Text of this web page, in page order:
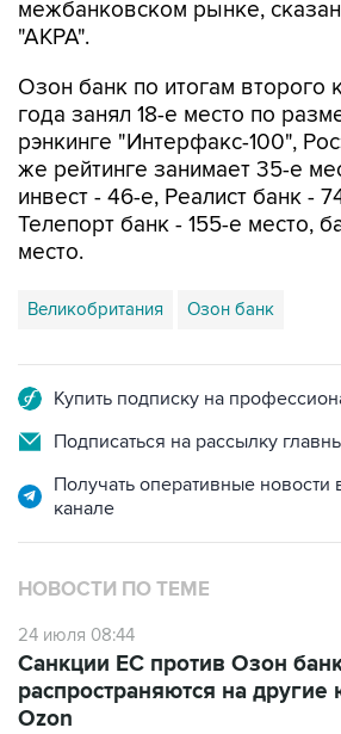
межбанковском рынке,
"АКРА".
Озон банк по итогам второго
года занял 18-е место по
рэнкинге "Интерфакс-100",
же рейтинге занимает 35-е
инвест - 46-е, Реалист банк -
Телепорт банк - 155-е место,
место.
Великобритания Озон банк
Купить подписку на
Подписаться на рассылку
Получать оперативные
канале
НОВОСТИ ПО ТЕМЕ
24 июля 08:44
Санкции ЕС против Озон
распространяются на
Ozon